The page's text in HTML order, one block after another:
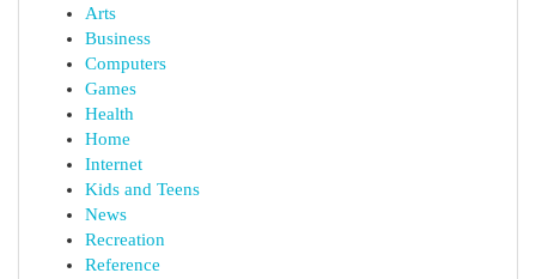
Arts
Business
Computers
Games
Health
Home
Internet
Kids and Teens
News
Recreation
Reference